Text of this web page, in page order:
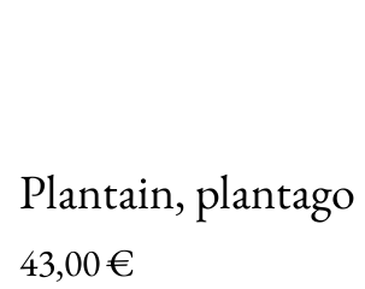
Plantain, plantago
43,00 €